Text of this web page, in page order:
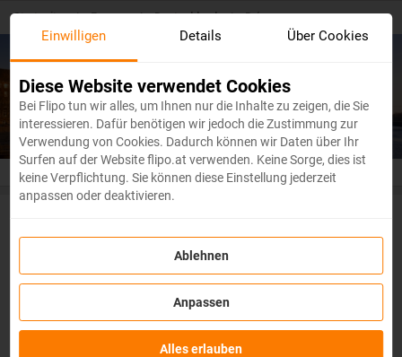
content
Startseite / Europa / Deutschland / Brémy
Billige FlugticketsBrémy
Die besten Flüge nach Bremen
Einwilligen Details Über Cookies
Diese Website verwendet Cookies
Bei Flipo tun wir alles, um Ihnen nur die Inhalte zu zeigen, die Sie
interessieren. Dafür benötigen wir jedoch die Zustimmung zur
Verwendung von Cookies. Dadurch können wir Daten über Ihr
Surfen auf der Website flipo.at verwenden. Keine Sorge, dies ist
keine Verpflichtung. Sie können diese Einstellung jederzeit
anpassen oder deaktivieren.
Ablehnen
Anpassen
Alles erlauben